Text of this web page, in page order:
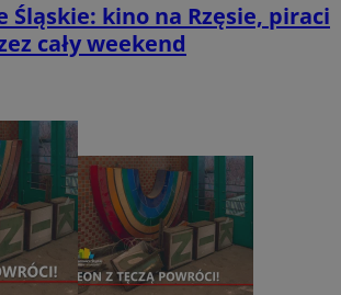
Śląskie: kino na Rzęsie, piraci
cały weekend